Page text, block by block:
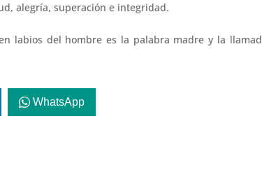
alegría, superación e integridad.
labios del hombre es la palabra madre y la
WhatsApp